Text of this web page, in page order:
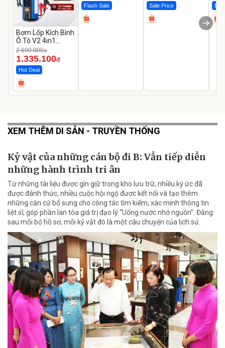
Bơm Lốp Kích Bình
Ô Tô V2 4in1
MEDICAR –
12.000mAh
2.690.000đ
1.335.100đ
Hot Deal
Flash Sale Sale Price
XEM THÊM DI SẢN - TRUYỀN THỐNG
Kỷ vật của những cán bộ đi B: Vẫn tiếp diễn
những hành trình tri ân
Từ những tài liệu được gìn giữ trong kho lưu trữ, nhiều ký ức đã
được đánh thức, nhiều cuộc hội ngộ được kết nối và tạo thêm
những căn cứ bổ sung cho công tác tìm kiếm, xác minh thông tin
liệt sĩ, góp phần lan tỏa giá trị đạo lý “Uống nước nhớ nguồn”. Đằng
sau mỗi bộ hồ sơ, mỗi kỷ vật đó là một câu chuyện của lịch sử.